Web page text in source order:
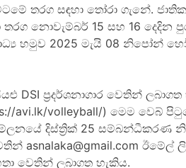
තරග සඳහා තෝරා ගැනේ.
නොවැම්බර් 15 සහ 16 දෙදින
හමුව 2025 මැයි 08 නිපෝන්
ප්‍රදර්ශනාගාර වෙතින් ලබාගත
avi.lk/volleyball/) මෙම වෙබ්
දිස්ත්‍රික් 25 සම්බන්ධීකරණ
asnalaka@gmail.com ඊමේල්
වෙතින් ලබාගත හැකිය.